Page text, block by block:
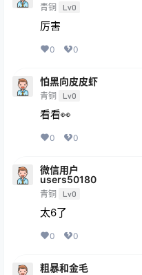
青铜 Lv0
厉害
0 0
怕黑向皮皮虾
青铜 Lv0
看看👀
0 0
微信用户
users50180
青铜 Lv0
太6了
0 0
粗暴和金毛